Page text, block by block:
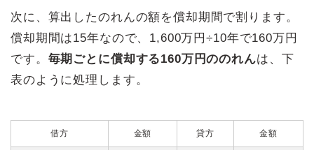
次に、算出したのれんの額を償却期間で割ります。
償却期間は15年なので、1,600万円÷10年で160万円
です。 毎期ごとに償却する160万円ののれんは、下
表のように処理します。
借方 金額 貸方 金額